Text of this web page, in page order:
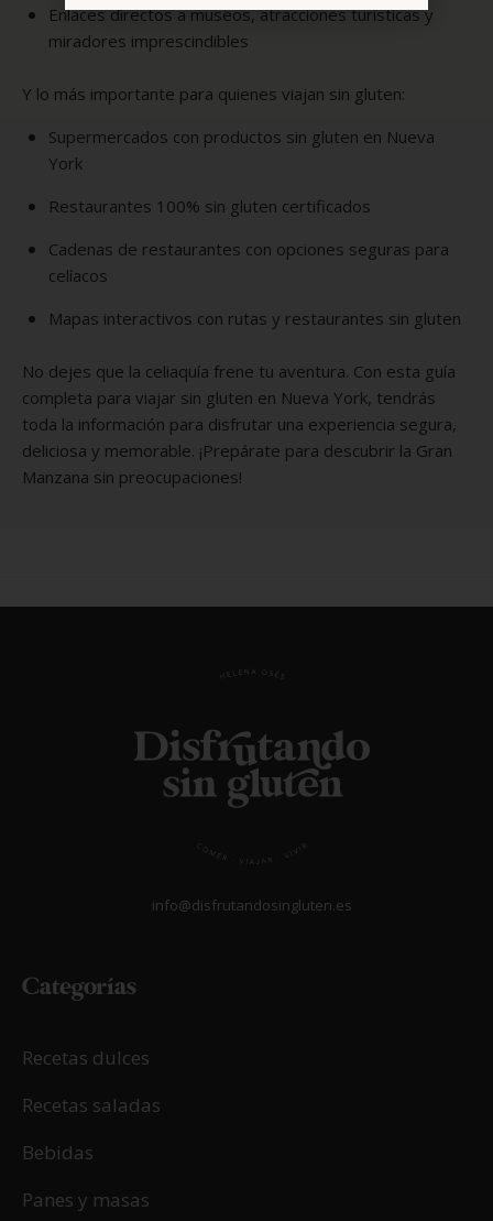
Enlaces directos a museos, atracciones turísticas y
miradores imprescindibles
Y lo más importante para quienes viajan sin gluten:
Supermercados con productos sin gluten en Nueva
York
Restaurantes 100% sin gluten certificados
Cadenas de restaurantes con opciones seguras para
celíacos
Mapas interactivos con rutas y restaurantes sin gluten
No dejes que la celiaquía frene tu aventura. Con esta guía
completa para viajar sin gluten en Nueva York, tendrás
toda la información para disfrutar una experiencia segura,
deliciosa y memorable. ¡Prepárate para descubrir la Gran
Manzana sin preocupaciones!
info@disfrutandosingluten.es
Categorías
Recetas dulces
Recetas saladas
Bebidas
Panes y masas